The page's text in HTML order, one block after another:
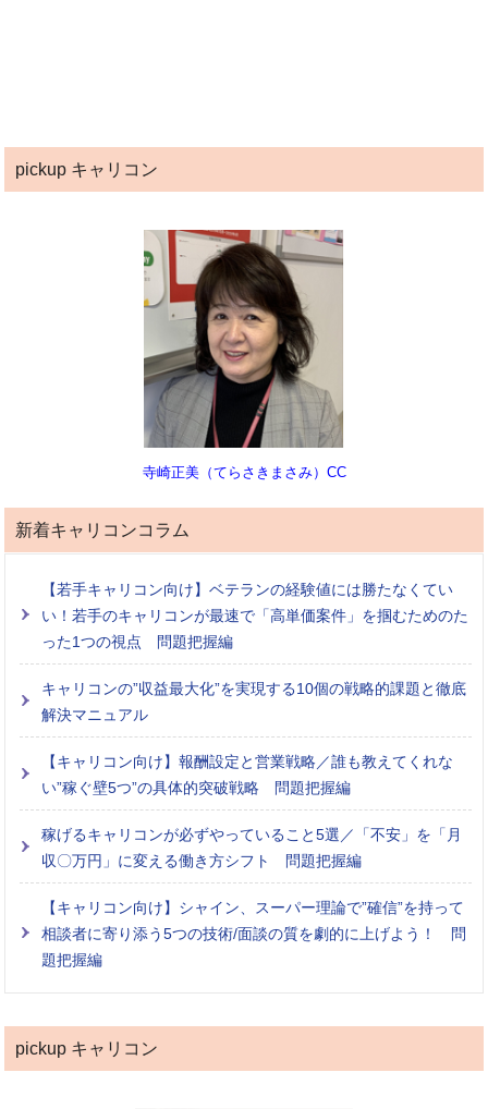
pickup キャリコン
寺崎正美（てらさきまさみ）CC
新着キャリコンコラム
【若手キャリコン向け】ベテランの経験値には勝たなくてい
い！若手のキャリコンが最速で「高単価案件」を掴むためのた
った1つの視点 問題把握編
キャリコンの”収益最大化”を実現する10個の戦略的課題と徹底
解決マニュアル
【キャリコン向け】報酬設定と営業戦略／誰も教えてくれな
い”稼ぐ壁5つ”の具体的突破戦略 問題把握編
稼げるキャリコンが必ずやっていること5選／「不安」を「月
収〇万円」に変える働き方シフト 問題把握編
【キャリコン向け】シャイン、スーパー理論で”確信”を持って
相談者に寄り添う5つの技術/面談の質を劇的に上げよう！ 問
題把握編
pickup キャリコン